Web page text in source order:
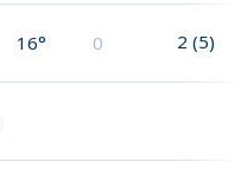
16° 0 2 (5)